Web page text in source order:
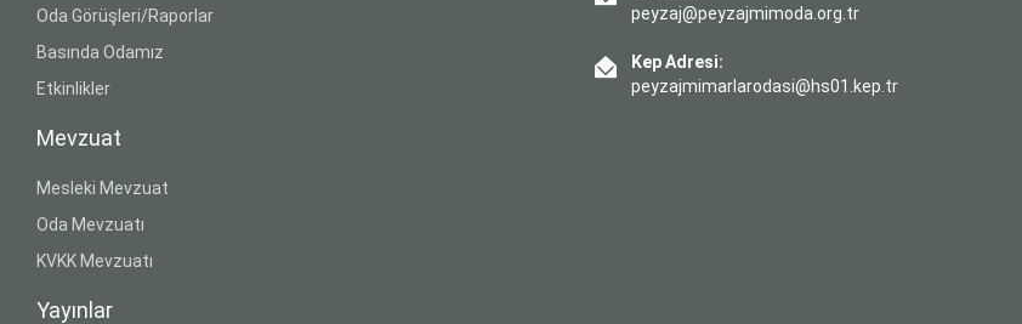
Oda Görüşleri/Raporlar
Basında Odamız
Etkinlikler
Mevzuat
Mesleki Mevzuat
Oda Mevzuatı
KVKK Mevzuatı
Yayınlar
peyzaj@peyzajmimoda.org.tr
Kep Adresi:
peyzajmimarlarodasi@hs01.kep.tr